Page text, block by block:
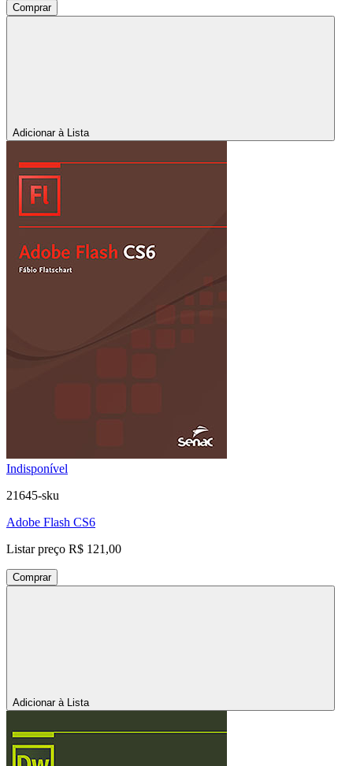
Comprar
Adicionar à Lista
Indisponível
21645-sku
Adobe Flash CS6
Listar preço R$ 121,00
Comprar
Adicionar à Lista